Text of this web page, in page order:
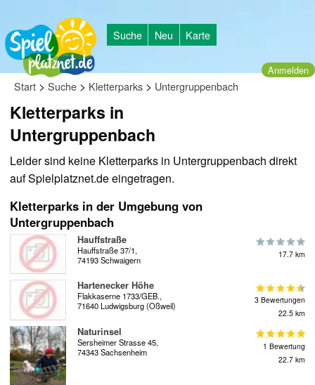
Suche Neu Karte
Anmelden
Start > Suche > Kletterparks > Untergruppenbach
Kletterparks in
Untergruppenbach
Leider sind keine Kletterparks in Untergruppenbach direkt
auf Spielplatznet.de eingetragen.
Kletterparks in der Umgebung von
Untergruppenbach
Hauffstraße
Hauffstraße 37/1,
74193 Schwaigern
17.7 km
Hartenecker Höhe
Flakkaserne 1733/GEB.,
71640 Ludwigsburg (Oßweil)
3 Bewertungen
22.5 km
Naturinsel
Sersheimer Strasse 45,
74343 Sachsenheim
1 Bewertung
22.7 km